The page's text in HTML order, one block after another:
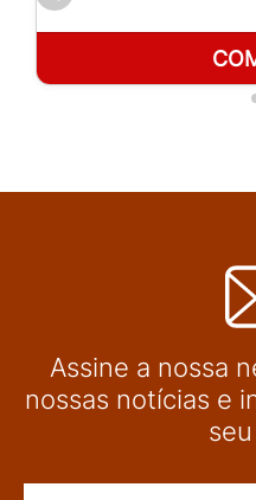
Assine a nossa
nossas notícias e